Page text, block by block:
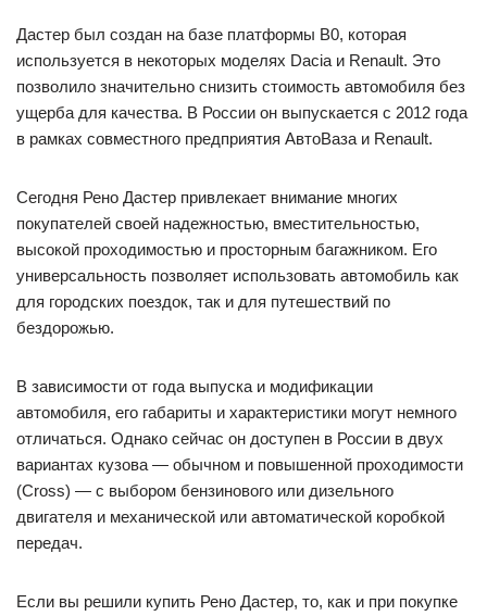
Дастер был создан на базе платформы B0, которая
используется в некоторых моделях Dacia и Renault. Это
позволило значительно снизить стоимость автомобиля без
ущерба для качества. В России он выпускается с 2012 года
в рамках совместного предприятия АвтоВаза и Renault.
Сегодня Рено Дастер привлекает внимание многих
покупателей своей надежностью, вместительностью,
высокой проходимостью и просторным багажником. Его
универсальность позволяет использовать автомобиль как
для городских поездок, так и для путешествий по
бездорожью.
В зависимости от года выпуска и модификации
автомобиля, его габариты и характеристики могут немного
отличаться. Однако сейчас он доступен в России в двух
вариантах кузова — обычном и повышенной проходимости
(Cross) — с выбором бензинового или дизельного
двигателя и механической или автоматической коробкой
передач.
Если вы решили купить Рено Дастер, то, как и при покупке